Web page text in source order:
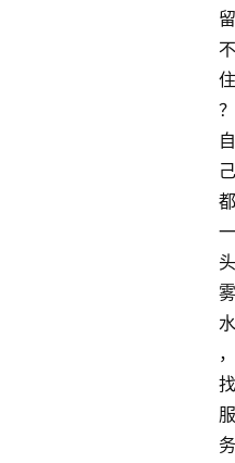
留
不
住
？
自
己
都
一
头
雾
水
，
找
服
务